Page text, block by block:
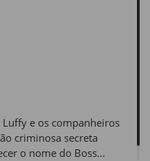
e os companheiros
criminosa secreta
o nome do Boss…